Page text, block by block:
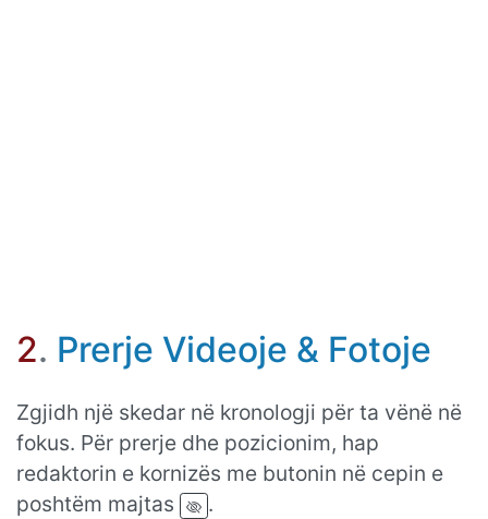
2. Prerje Videoje & Fotoje
Zgjidh një skedar në kronologji për ta vënë në
fokus. Për prerje dhe pozicionim, hap
redaktorin e kornizës me butonin në cepin e
poshtëm majtas
.